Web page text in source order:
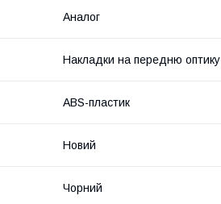
Аналог
Накладки на передню оптику
ABS-пластик
Новий
Чорний